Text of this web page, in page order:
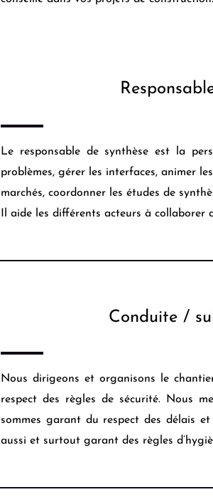
Le responsable de synthèse est la
problèmes, gérer les interfaces, animer
marchés, coordonner les études de
Il aide les différents acteurs à collaborer
Conduite /
Nous dirigeons et organisons le
respect des règles de sécurité. Nous
sommes garant du respect des délais
aussi et surtout garant des règles